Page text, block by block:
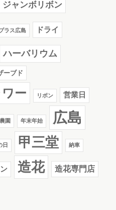
ジャンボリボン
ラス広島 ドライ
ハーバリウム
ーブド
ー リボン 営業日
園 年末年始 広島
日 甲三堂 納車
造花 造花専門店